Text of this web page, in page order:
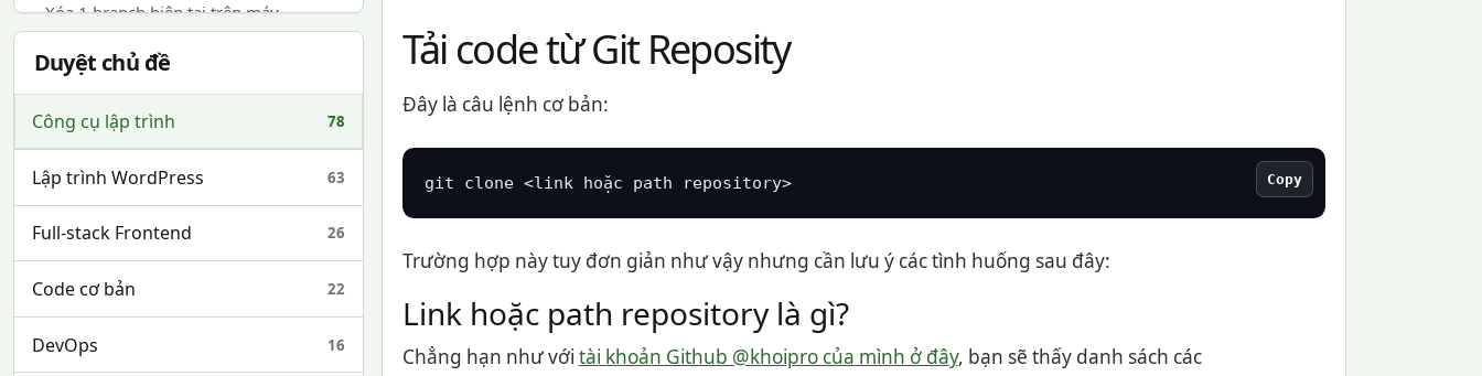
Xóa 1 branch hiện tại trên máy
Duyệt chủ đề
Công cụ lập trình 78
Lập trình WordPress 63
Full-stack Frontend 26
Code cơ bản 22
DevOps 16
Tải code từ Git Reposity
Đây là câu lệnh cơ bản:
git clone <link hoặc path repository> Copy
Trường hợp này tuy đơn giản như vậy nhưng cần lưu ý các tình huống sau đây:
Link hoặc path repository là gì?
Chẳng hạn như với tài khoản Github @khoipro của mình ở đây, bạn sẽ thấy danh sách các